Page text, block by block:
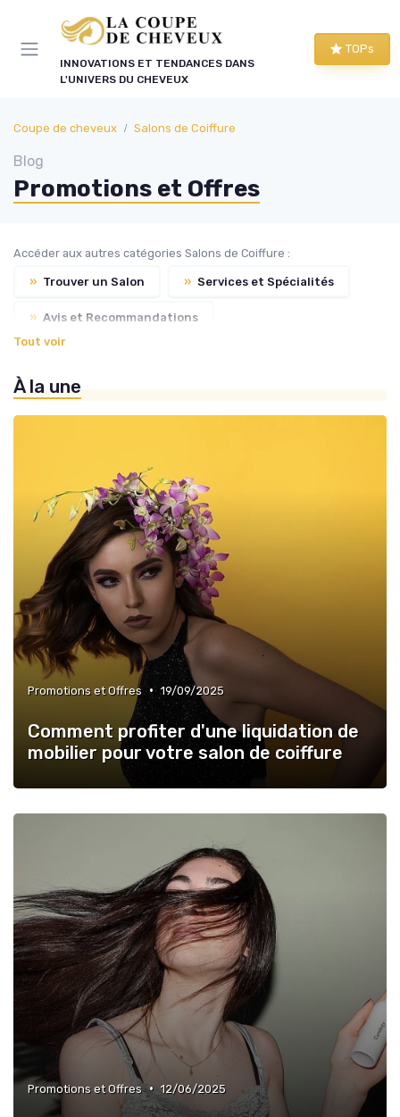
INNOVATIONS ET TENDANCES DANS
L'UNIVERS DU CHEVEUX
TOPs
Coupe de cheveux Salons de Coiffure
Blog
Promotions et Offres
Accéder aux autres catégories Salons de Coiffure :
» Trouver un Salon » Services et Spécialités
» Avis et Recommandations
Tout voir
À la une
Promotions et Offres • 19/09/2025
Comment profiter d'une liquidation de
mobilier pour votre salon de coiffure
Promotions et Offres • 12/06/2025